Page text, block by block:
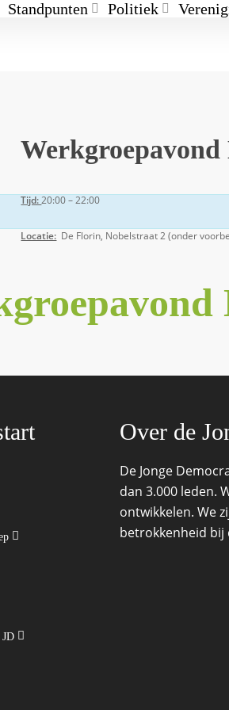
Standpunten Politiek
Tijd:20:00 – 22:00
Locatie: De Florin, Nobelstraat 2 (onder
JD
Over de
De Jonge
dan 3.000 leden.
ontwikkelen. We
betrokkenheid bij